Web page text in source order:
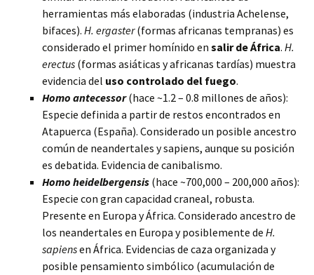
herramientas más elaboradas (industria Achelense,
bifaces). H. ergaster(formas africanas tempranas) es
considerado el primer homínido en salir de África. H.
erectus (formas asiáticas y africanas tardías) muestra
evidencia del uso controlado del fuego.
Homo antecessor(hace ~1.2 – 0.8 millones de años):
Especie definida a partir de restos encontrados en
Atapuerca (España). Considerado un posible ancestro
común de neandertales y sapiens, aunque su posición
es debatida. Evidencia de canibalismo.
Homo heidelbergensis (hace ~700,000 – 200,000 años):
Especie con gran capacidad craneal, robusta.
Presente en Europa y África. Considerado ancestro de
los neandertales en Europa y posiblemente de H.
sapiensen África. Evidencias de caza organizada y
posible pensamiento simbólico (acumulación de